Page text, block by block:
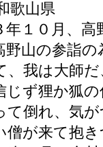
歌山県
年１０月、
野山の参詣
、我は大師
じず狸か狐
て倒れ、気
僧が来て抱